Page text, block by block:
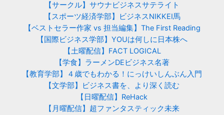
【サークル】サウナビジネスサテライト
【スポーツ経済学部】ビジネスNIKKEI馬
【ベストセラー作家 vs 担当編集】The First Reading
【国際ビジネス学部】YOUは何しに日本株へ
【土曜配信】FACT LOGICAL
【学食】ラーメンDEビジネス名著
【教育学部】４歳でもわかる！にっけいしんぶん入門
【文学部】ビジネス書を、より深く読む
【日曜配信】ReHack
【月曜配信】超ファンタスティック未来